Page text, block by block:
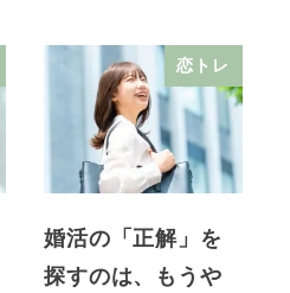
恋トレ
婚活の「正解」を
探すのは、もうや